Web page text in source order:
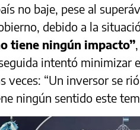
no baje, pese al
debido a la
tiene ningún impacto”
intentó minimizar
veces: “Un inversor se
ningún sentido este